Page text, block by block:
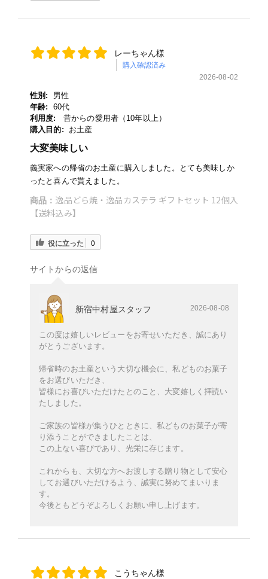
レーちゃん様
購入確認済み
2026-08-02
性別:
男性
年齢:
60代
利用度:
昔からの愛用者（10年以上）
購入目的:
お土産
大変美味しい
義実家への帰省のお土産に購入しました。とても美味しか
ったと喜んで貰えました。
商品： 逸品どら焼・逸品カステラ ギフトセット 12個入
【送料込み】
役に立った 0
サイトからの返信
新宿中村屋スタッフ 2026-08-08
この度は嬉しいレビューをお寄せいただき、誠にあり
がとうございます。
帰省時のお土産という大切な機会に、私どものお菓子
をお選びいただき、
皆様にお喜びいただけたとのこと、大変嬉しく拝読い
たしました。
ご家族の皆様が集うひとときに、私どものお菓子が寄
り添うことができましたことは、
この上ない喜びであり、光栄に存じます。
これからも、大切な方へお渡しする贈り物として安心
してお選びいただけるよう、誠実に努めてまいりま
す。
今後ともどうぞよろしくお願い申し上げます。
こうちゃん様